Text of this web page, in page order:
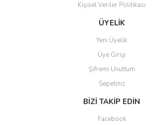
Gönder
Kişisel Veriler Politikası
ÜYELİK
Yeni Üyelik
Üye Girişi
Şifremi Unuttum
Sepetiniz
BİZİ TAKİP EDİN
Facebook